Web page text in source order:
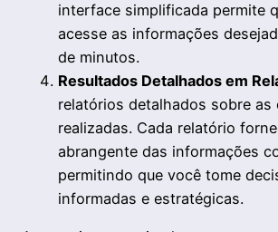
interface simplificada permite
acesse as informações
de minutos.
Resultados Detalhados em
relatórios detalhados sobre as
realizadas. Cada relatório
abrangente das informações
permitindo que você tome
informadas e estratégicas.